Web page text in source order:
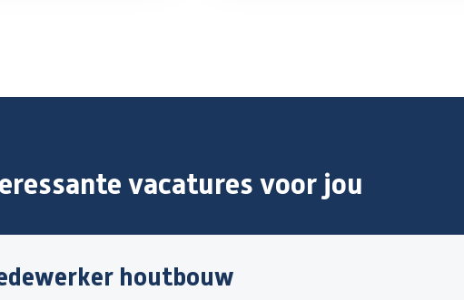
vacatures voor jou
houtbouw